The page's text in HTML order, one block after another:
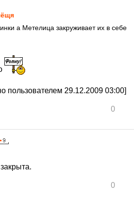
а Метелица закруживает их в себе
пользователем 29.12.2009 03:00]
0
0